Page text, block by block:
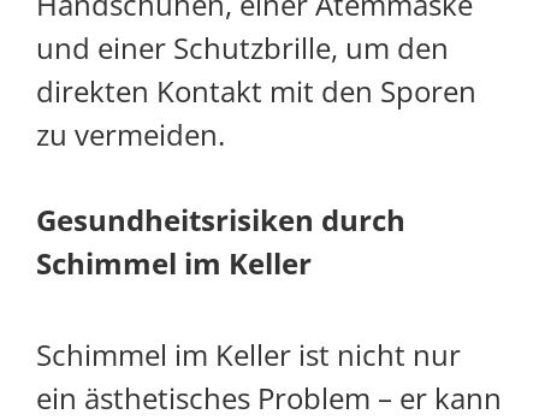
und einer Schutzbrille, um den
direkten Kontakt mit den Sporen
zu vermeiden.
Gesundheitsrisiken durch
Schimmel im Keller
Schimmel im Keller ist nicht nur
ein ästhetisches Problem – er kann